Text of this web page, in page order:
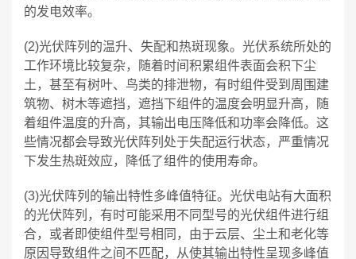
的发电效率。
(2)光伏阵列的温升、失配和热斑现象。光伏系统所处的
工作环境比较复杂，随着时间积累组件表面会积下尘
土，甚至有树叶、鸟类的排泄物，有时组件受到周围建
筑物、树木等遮挡，遮挡下组件的温度会明显升高，随
着组件温度的升高，其输出电压降低和功率会降低。这
些情况都会导致光伏阵列处于失配运行状态，严重情况
下发生热斑效应，降低了组件的使用寿命。
(3)光伏阵列的输出特性多峰值特征。光伏电站有大面积
的光伏阵列，有时可能采用不同型号的光伏组件进行组
合，或者即使组件型号相同，由于云层、尘土和老化等
原因导致组件之间不匹配，从使其输出特性呈现多峰值